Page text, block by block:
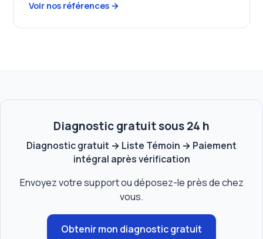
Voir nos références →
Diagnostic gratuit sous 24 h
Diagnostic gratuit → Liste Témoin → Paiement
intégral après vérification
Envoyez votre support ou déposez-le près de chez
vous.
Obtenir mon diagnostic gratuit